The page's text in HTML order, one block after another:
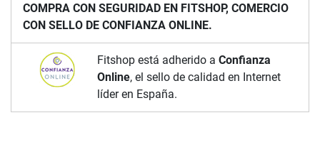
COMPRA CON SEGURIDAD EN FITSHOP, COMERCIO
CON SELLO DE CONFIANZA ONLINE.
Fitshop está adherido a Confianza
Online, el sello de calidad en Internet
líder en España.